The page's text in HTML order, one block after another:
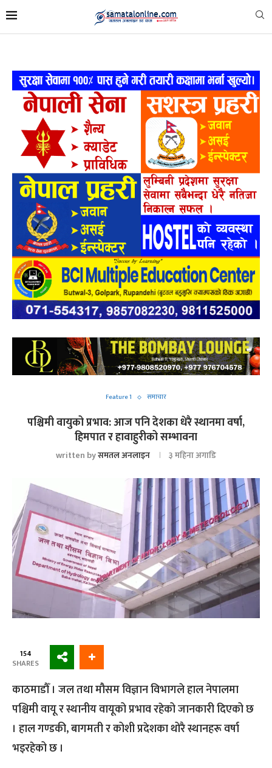
Feature 1 समाचार
पश्चिमी वायुको प्रभाव: आज पनि देशका धेरै स्थानमा वर्षा,
हिमपात र हावाहुरीको सम्भावना
written byसमतल अनलाइन ३ महिना अगाडि
154
SHARES
काठमाडौँ । जल तथा मौसम विज्ञान विभागले हाल नेपालमा
पश्चिमी वायू र स्थानीय वायूको प्रभाव रहेको जानकारी दिएको छ
। हाल गण्डकी, बागमती र कोशी प्रदेशका थोरै स्थानहरू वर्षा
भइरहेको छ ।